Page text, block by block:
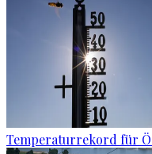
Temperaturrekord für